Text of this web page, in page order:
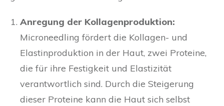
Anregung der Kollagenproduktion:
Microneedling fördert die Kollagen- und
Elastinproduktion in der Haut, zwei Proteine,
die für ihre Festigkeit und Elastizität
verantwortlich sind. Durch die Steigerung
dieser Proteine kann die Haut sich selbst